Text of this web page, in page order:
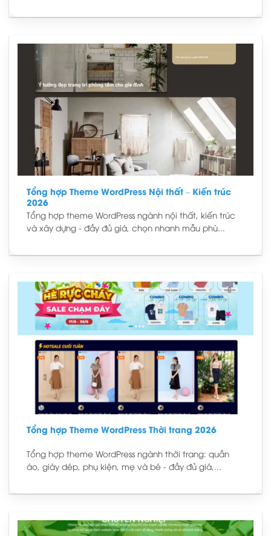
Tổng hợp Theme WordPress Nội thất – Kiến trúc
2026
Tổng hợp theme WordPress ngành nội thất, kiến trúc
và xây dựng - đầy đủ giá, chọn nhanh mẫu phù...
Tổng hợp Theme WordPress Thời trang 2026
Tổng hợp theme WordPress ngành thời trang: quần
áo, giày dép, phụ kiện, mẹ và bé - đầy đủ giá,...